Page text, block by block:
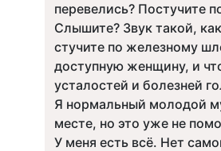
перевелись? Постучите
Слышите? Звук такой,
стучите по железному
доступную женщину, и
усталостей и болезней
Я нормальный молодой
месте, но это уже не
У меня есть всё. Нет